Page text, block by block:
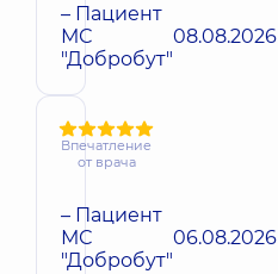
– Пациент
МС
"Добробут"
08.08.2026
Впечатление
от врача
– Пациент
МС
"Добробут"
06.08.2026